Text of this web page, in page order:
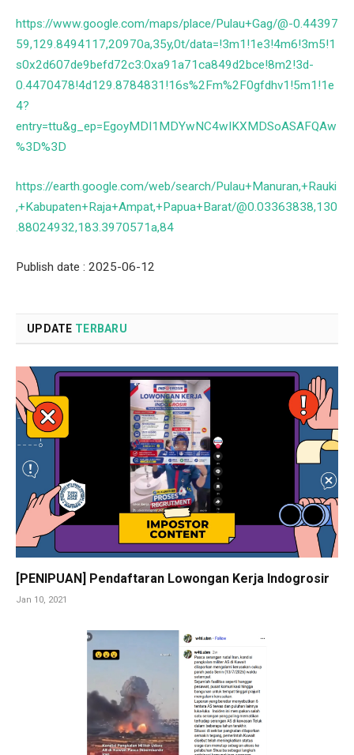
https://www.google.com/maps/place/Pulau+Gag/@-0.44397
59,129.8494117,20970a,35y,0t/data=!3m1!1e3!4m6!3m5!1
s0x2d607de9befd72c3:0xa91a71ca849d2bce!8m2!3d-
0.4470478!4d129.8784831!16s%2Fm%2F0gfdhv1!5m1!1e
4?
entry=ttu&g_ep=EgoyMDI1MDYwNC4wIKXMDSoASAFQAw
%3D%3D
https://earth.google.com/web/search/Pulau+Manuran,+Rauki
,+Kabupaten+Raja+Ampat,+Papua+Barat/@0.03363838,130
.88024932,183.3970571a,84
Publish date : 2025-06-12
UPDATE TERBARU
[PENIPUAN] Pendaftaran Lowongan Kerja Indogrosir
Jan 10, 2021